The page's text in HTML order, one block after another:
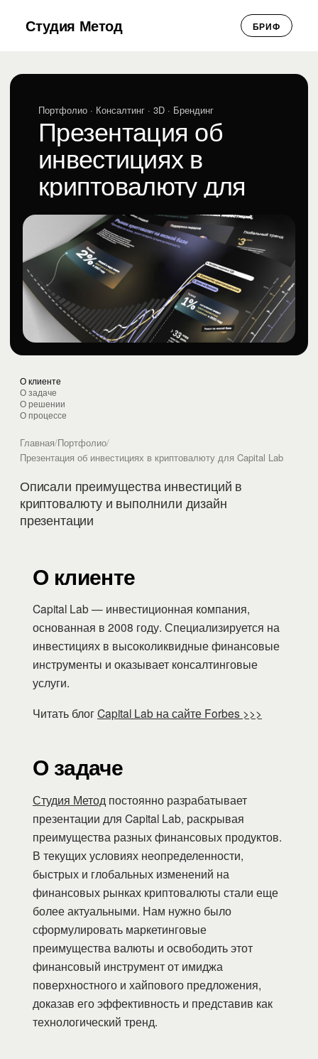
Студия Метод БРИФ
Портфолио · Консалтинг · 3D · Брендинг
Презентация об
инвестициях в
криптовалюту для
Capital Lab
О клиенте
О задаче
О решении
О процессе
Главная/Портфолио/
Презентация об инвестициях в криптовалюту для Capital Lab
Описали преимущества инвестиций в
криптовалюту и выполнили дизайн
презентации
О клиенте
Capital Lab — инвестиционная компания,
основанная в 2008 году. Специализируется на
инвестициях в высоколиквидные финансовые
инструменты и оказывает консалтинговые
услуги.
Читать блогCapital Lab на сайте Forbes >>>
О задаче
Студия Метод постоянно разрабатывает
презентации для Capital Lab, раскрывая
преимущества разных финансовых продуктов.
В текущих условиях неопределенности,
быстрых и глобальных изменений на
финансовых рынках криптовалюты стали еще
более актуальными. Нам нужно было
сформулировать маркетинговые
преимущества валюты и освободить этот
финансовый инструмент от имиджа
поверхностного и хайпового предложения,
доказав его эффективность и представив как
технологический тренд.